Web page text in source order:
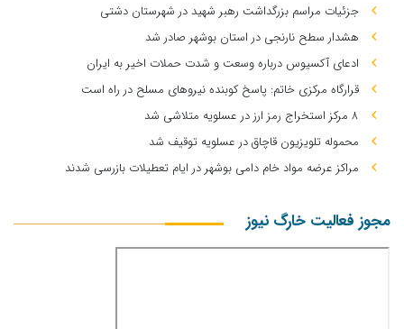
جزئیات مراسم بزرگداشت رهبر شهید در شهرستان دشتی
هشدار سطح نارنجی در استان بوشهر صادر شد
ادعای آکسیوس درباره وسعت و شدت حملات اخیر به ایران
قرارگاه مرکزی خاتم: پاسخ کوبنده نیروهای مسلح در راه است
۸ مرکز استخراج رمز ارز در عسلویه متلاشی شد
محموله تلویزیون قاچاق در عسلویه توقیف شد
مراکز عرضه مواد خام دامی بوشهر در ایام تعطیلات بازرسی شدند
مجوز فعالیت خارگ نیوز